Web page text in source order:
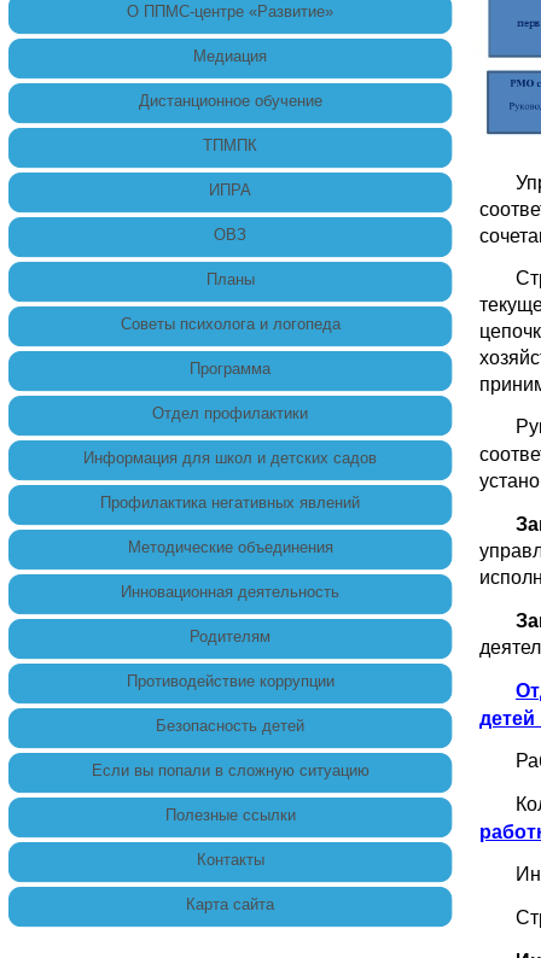
О ППМС-центре «Развитие»
Медиация
Дистанционное обучение
ТПМПК
ИПРА
ОВЗ
Планы
Советы психолога и логопеда
Программа
Отдел профилактики
Информация для школ и детских садов
Профилактика негативных явлений
Методические объединения
Инновационная деятельность
Родителям
Противодействие коррупции
Безопасность детей
Если вы попали в сложную ситуацию
Полезные ссылки
Контакты
Карта сайта
детей